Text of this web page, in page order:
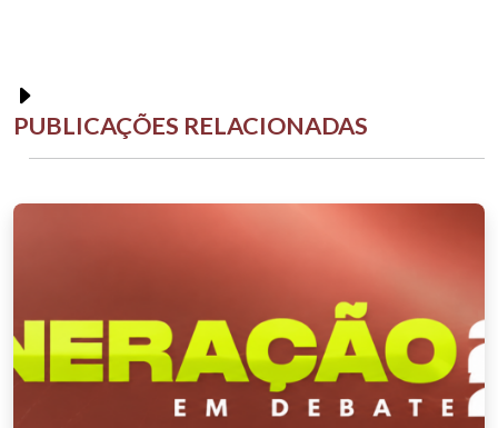
PUBLICAÇÕES RELACIONADAS